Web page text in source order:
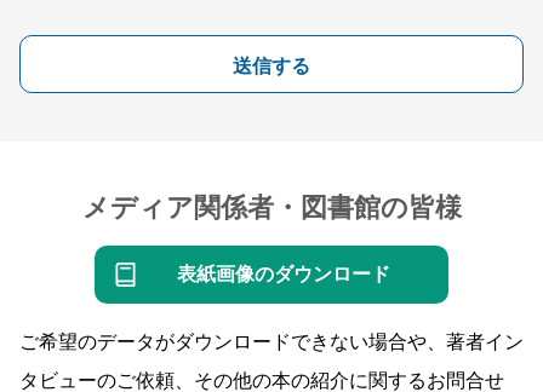
送信する
メディア関係者・図書館の皆様
表紙画像のダウンロード
ご希望のデータがダウンロードできない場合や、著者イン
タビューのご依頼、その他の本の紹介に関するお問合せ